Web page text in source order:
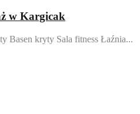
w Kargicak
Basen kryty Sala fitness Łaźnia...